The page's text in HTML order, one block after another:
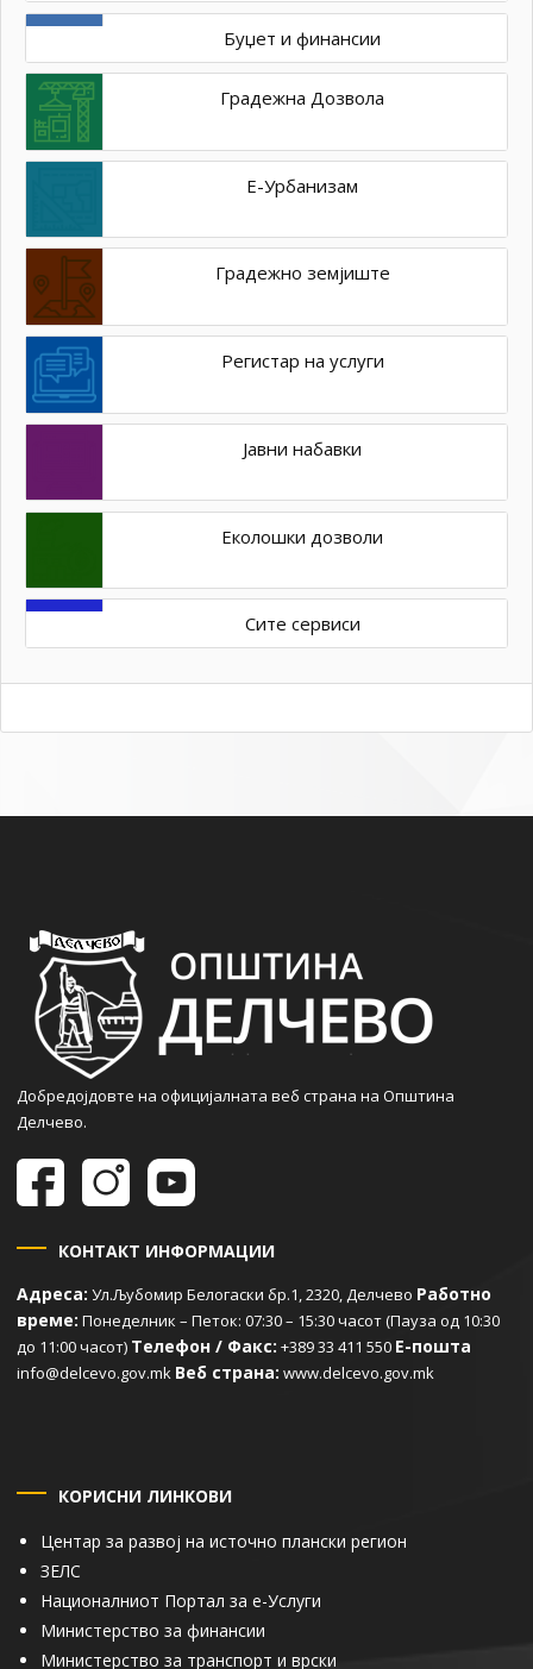
Буџет и финансии
Градежна Дозвола
Е-Урбанизам
Градежно земјиште
Регистар на услуги
Јавни набавки
Еколошки дозволи
Сите сервиси
Добредојдовте на официјалната веб страна на Општина
Делчево.
КОНТАКТ ИНФОРМАЦИИ
Адреса: Ул.Љубомир Белогаски бр.1, 2320, Делчево Работно
време: Понеделник – Петок: 07:30 – 15:30 часот (Пауза од 10:30
до 11:00 часот) Телефон / Факс: +389 33 411 550 Е-пошта
info@delcevo.gov.mk Веб страна: www.delcevo.gov.mk
КОРИСНИ ЛИНКОВИ
Центар за развој на источно плански регион
ЗЕЛС
Националниот Портал за е-Услуги
Министерство за финансии
Министерство за транспорт и врски